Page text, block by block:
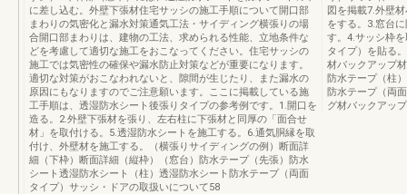
に差し込む。外壁下張材住宅サッシの施工手順について開口部
まわりの気密化と漏水対策通気工法・サイディング横張りの場
合開口部まわりは、建物の工法、求められる性能、立地条件な
どを考慮して適切な施工をおこなってください。住宅サッシの
施工では気密性の確保や漏水防止対策などが重要になります。
適切な対策がおこなわれないと、隙間が生じたり、また漏水の
原因にもなりますのでご注意願います。ここに掲載している施
工手順は、透湿防水シート後張りタイプの参考例です。1.開口を
造る。2.外壁下張材を張り、左右柱に下張材と同厚の「面合せ
材」を取付ける。5.透湿防水シートを施工する。6.通気胴縁を取
付け、外壁材を施工する。（横張りサイディングの例）断面詳
細（下枠）断面詳細（縦枠）（窓台）防水テープ（先張）防水
シート透湿防水シート（柱）透湿防水シート防水テープ（両面
タイプ）サッシ・ドアの取扱いについて58
図を掲載7.外壁
をする。3.窓台
す。4.サッシ枠
タイプ）を貼る
材バックアップ
防水テープ（柱
防水テープ（両
グ材バックアッ